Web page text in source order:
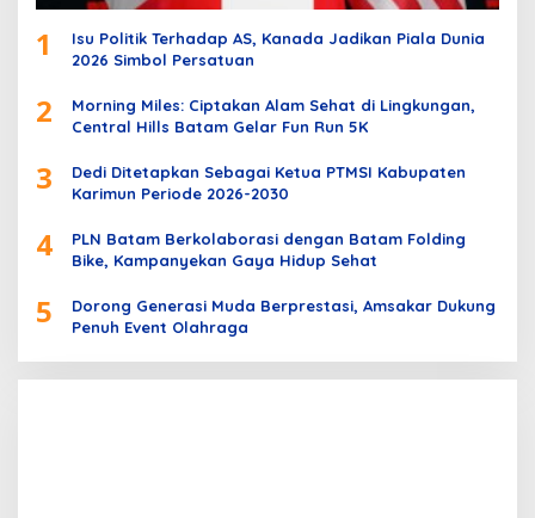
1
Isu Politik Terhadap AS, Kanada Jadikan Piala Dunia
2026 Simbol Persatuan
2
Morning Miles: Ciptakan Alam Sehat di Lingkungan,
Central Hills Batam Gelar Fun Run 5K
3
Dedi Ditetapkan Sebagai Ketua PTMSI Kabupaten
Karimun Periode 2026-2030
4
PLN Batam Berkolaborasi dengan Batam Folding
Bike, Kampanyekan Gaya Hidup Sehat
5
Dorong Generasi Muda Berprestasi, Amsakar Dukung
Penuh Event Olahraga